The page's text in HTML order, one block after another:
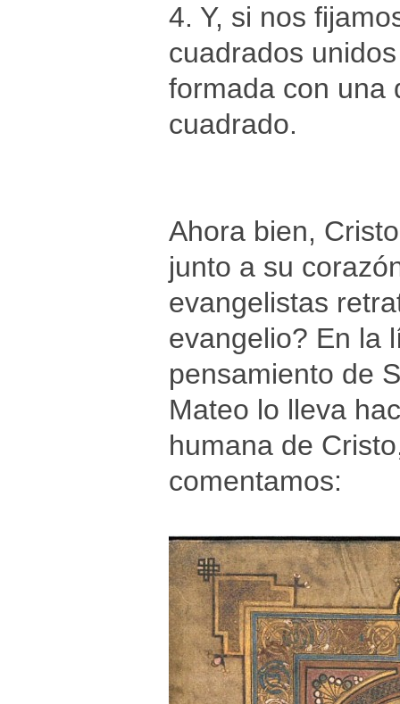
4. Y, si nos
cuadrados
formada con una
cuadrado.
Ahora bien,
junto a su
evangelistas
evangelio? En la
pensamiento de
Mateo lo lleva
humana de
comentamos: